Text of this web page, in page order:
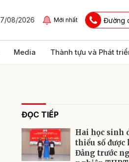
08/2026 Mới nhất Đường
Media Thành tựu và Phát
ĐỌC TIẾP
Hai học sinh
thiểu số được
Đảng trước